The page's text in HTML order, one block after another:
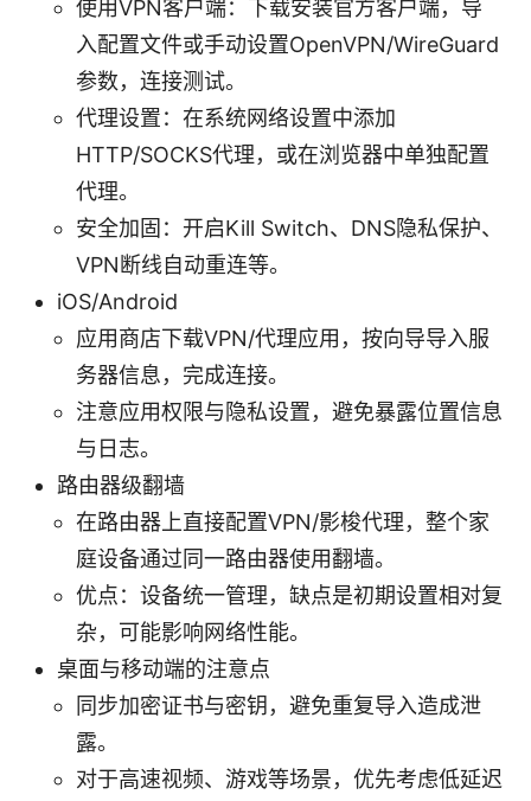
使用VPN客户端：下载安装官方客户端，导
入配置文件或手动设置OpenVPN/WireGuard
参数，连接测试。
代理设置：在系统网络设置中添加
HTTP/SOCKS代理，或在浏览器中单独配置
代理。
安全加固：开启Kill Switch、DNS隐私保护、
VPN断线自动重连等。
iOS/Android
应用商店下载VPN/代理应用，按向导导入服
务器信息，完成连接。
注意应用权限与隐私设置，避免暴露位置信息
与日志。
路由器级翻墙
在路由器上直接配置VPN/影梭代理，整个家
庭设备通过同一路由器使用翻墙。
优点：设备统一管理，缺点是初期设置相对复
杂，可能影响网络性能。
桌面与移动端的注意点
同步加密证书与密钥，避免重复导入造成泄
露。
对于高速视频、游戏等场景，优先考虑低延迟